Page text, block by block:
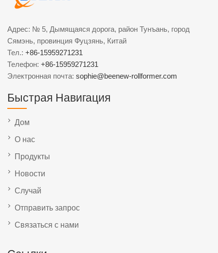
Адрес: № 5, Дымящаяся дорога, район Тунъань, город
Сямэнь, провинция Фуцзянь, Китай
Тел.: +86-15959271231
Телефон: +86-15959271231
Электронная почта: sophie@beenew-rollformer.com
Быстрая Навигация
Дом
О нас
Продукты
Новости
Случай
Отправить запрос
Связаться с нами